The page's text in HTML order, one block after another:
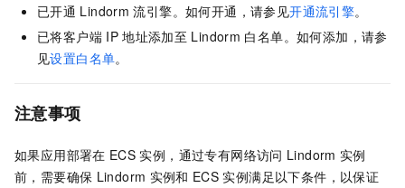
已开通 Lindorm 流引擎。如何开通，请参见开通流引擎。
已将客户端 IP 地址添加至 Lindorm 白名单。如何添加，请参
见设置白名单。
注意事项
如果应用部署在 ECS 实例，通过专有网络访问 Lindorm 实例
前，需要确保 Lindorm 实例和 ECS 实例满足以下条件，以保证